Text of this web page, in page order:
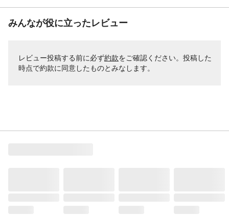
みんなが役に立ったレビュー
レビュー投稿する前に必ず約款をご確認ください。投稿した
時点で約款に同意したものとみなします。